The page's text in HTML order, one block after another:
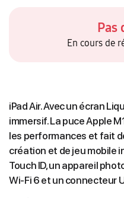
Pas
En cours de
iPad Air. Avec un écran
immersif. La puce Apple
les performances et fait
création et de jeu mobile
Touch ID, un appareil
Wi-Fi 6 et un connecteur